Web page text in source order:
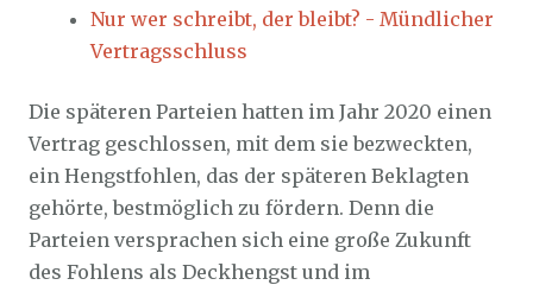
Nur wer schreibt, der bleibt? - Mündlicher
Vertragsschluss
Die späteren Parteien hatten im Jahr 2020 einen
Vertrag geschlossen, mit dem sie bezweckten,
ein Hengstfohlen, das der späteren Beklagten
gehörte, bestmöglich zu fördern. Denn die
Parteien versprachen sich eine große Zukunft
des Fohlens als Deckhengst und im